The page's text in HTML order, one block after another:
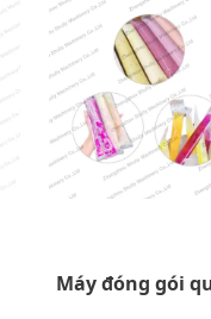
Máy đóng gói